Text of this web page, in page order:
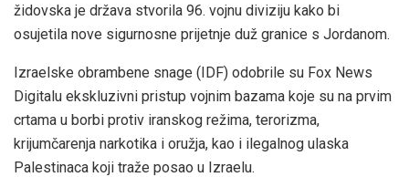
židovska je država stvorila 96. vojnu diviziju kako bi
osujetila nove sigurnosne prijetnje duž granice s Jordanom.
Izraelske obrambene snage (IDF) odobrile su Fox News
Digitalu ekskluzivni pristup vojnim bazama koje su na prvim
crtama u borbi protiv iranskog režima, terorizma,
krijumčarenja narkotika i oružja, kao i ilegalnog ulaska
Palestinaca koji traže posao u Izraelu.